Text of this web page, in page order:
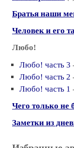
Братья наши
Человек и его
Любо!
Любо! часть 3
Любо! часть 2
Любо! часть 1
Чего только не
Заметки из